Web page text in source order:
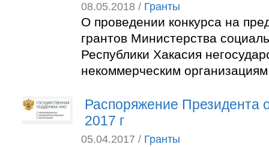
08.05.2018 / Гранты
О проведении конкурса на
грантов Министерства
Республики Хакасия
некоммерческим
Распоряжение Президента
2017 г
05.04.2017 / Гранты